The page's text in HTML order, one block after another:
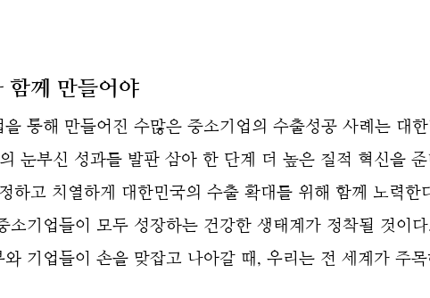
함께 만들어야
통해 만들어진 수많은 중소기업의 수출성공 사례는 대한
눈부신 성과를 발판 삼아 한 단계 더 높은 질적 혁신을
하고 치열하게 대한민국의 수출 확대를 위해 함께 노력한
기업들이 모두 성장하는 건강한 생태계가 정착될 것이
기업들이 손을 맞잡고 나아갈 때, 우리는 전 세계가 주